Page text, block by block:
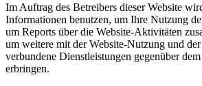
Im Auftrag des Betreibers dieser Website
Informationen benutzen, um Ihre Nutzung
um Reports über die Website-Aktivitäten
um weitere mit der Website-Nutzung und
verbundene Dienstleistungen gegenüber
erbringen.